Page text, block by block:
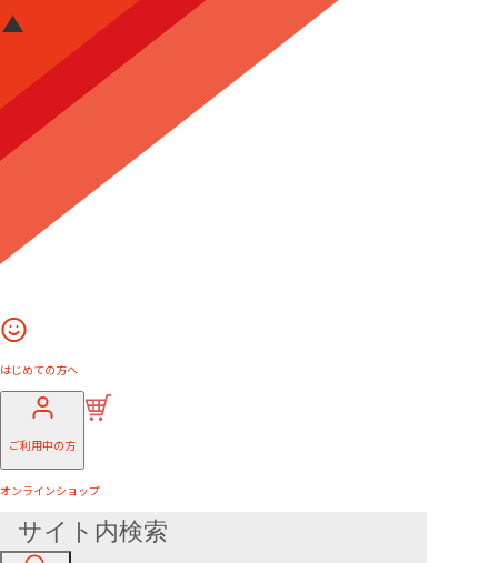
はじめての方へ
ご利用中の方
オンラインショップ